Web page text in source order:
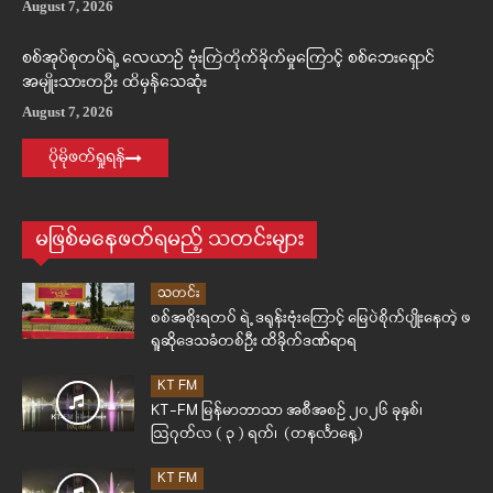
August 7, 2026
စစ်အုပ်စုတပ်ရဲ့ လေယာဉ် ဗုံးကြဲတိုက်ခိုက်မှုကြောင့် စစ်ဘေးရှောင်
အမျိုးသားတဦး ထိမှန်သေဆုံး
August 7, 2026
ပိုမိုဖတ်ရှုရန်
မဖြစ်မနေဖတ်ရမည့် သတင်းများ
သတင်း
စစ်အစိုးရတပ် ရဲ့ ဒရုန်းဗုံးကြောင့် မြေပဲစိုက်ပျိုးနေတဲ့ ဖ
ရူဆိုဒေသခံတစ်ဦး ထိခိုက်ဒဏ်ရာရ
KT FM
KT-FM မြန်မာဘာသာ အစီအစဉ် ၂၀၂၆ ခုနှစ်၊
ဩဂုတ်လ ( ၃ ) ရက်၊ (တနင်္လာနေ့)
KT FM